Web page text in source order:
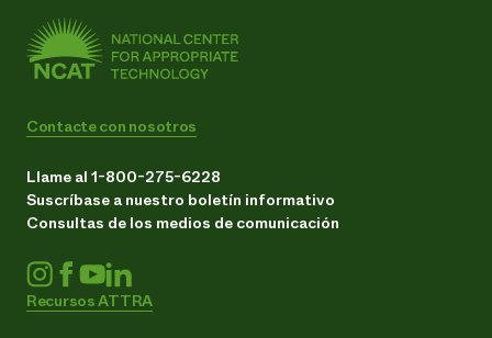
Contacte con nosotros
Llame al 1-800-275-6228
Suscríbase a nuestro boletín informativo
Consultas de los medios de comunicación
Recursos ATTRA